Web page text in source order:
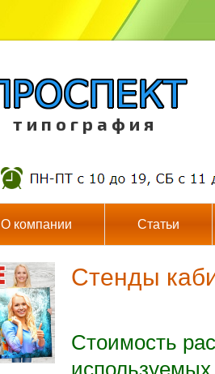
т и п о г р а ф и я
О компании Статьи
Стенды
Стоимость